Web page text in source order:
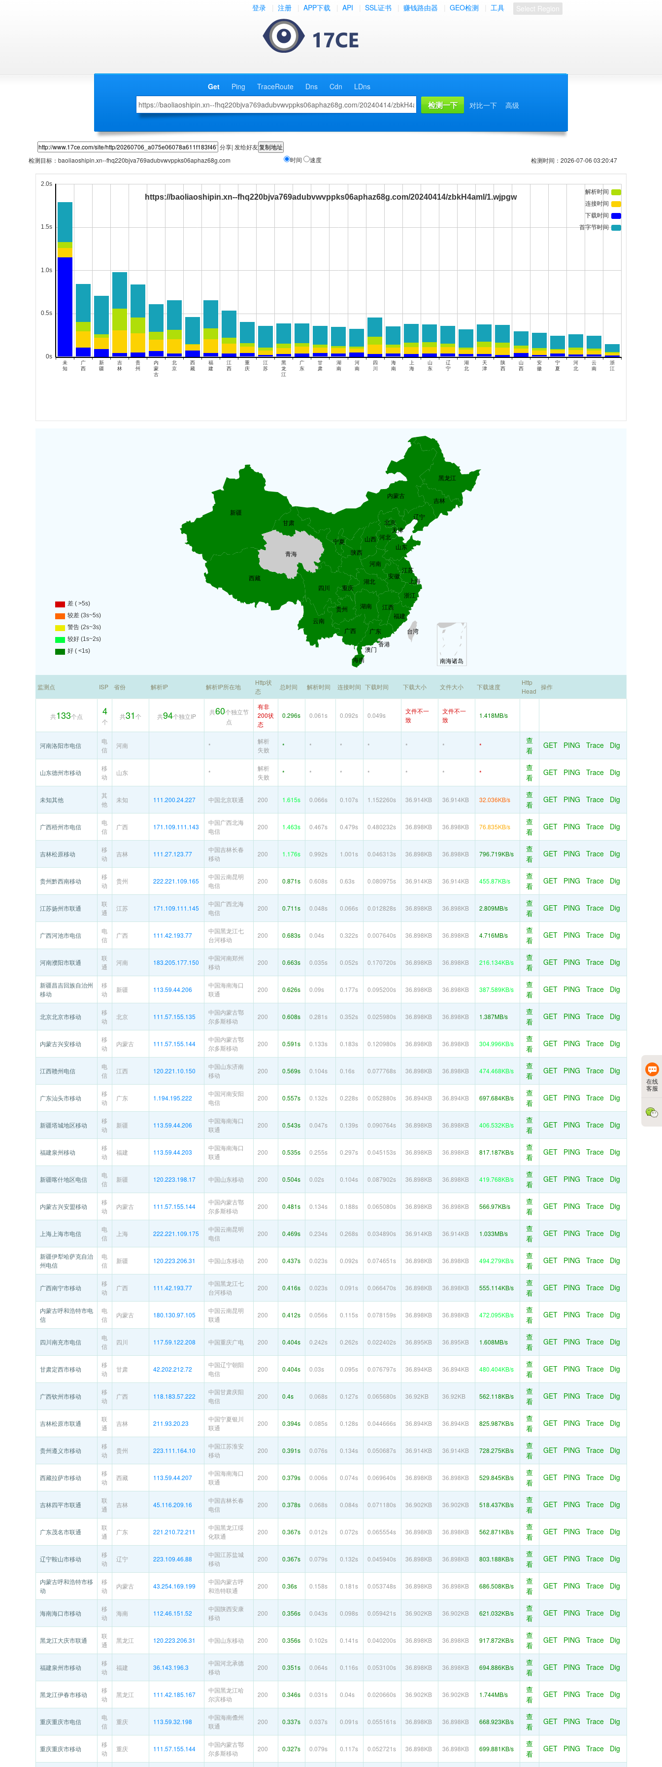
登录 注册 APP下载 API SSL证书 赚钱路由器 GEO检测 工具 Select Region
Get Ping TraceRoute Dns Cdn
LDns
对比一下
高级
分享| 发给好友
检测目标： baoliaoshipin.xn--fhq220bjva769adubvwvppks06aphaz68g.com 时间 速度 检测时间：2026-07-06 03:20:47
监测点 ISP 省份 解析IP 解析IP所在地
Http状
态
总时间 解析时间 连接时间 下载时间 下载大小 文件大小 下载速度
Http
Head
操作
共133个点 4
个
共31个 共94个独立IP
共60个独立节
点
有非
200状
态
0.296s 0.061s 0.092s 0.049s
文件不一
致
文件不一
致
1.418MB/s
河南洛阳市电信
电
信
河南 *
解析
失败
* * * * * * *
查
看
GET PING Trace Dig
山东德州市移动
移
动
山东 *
解析
失败
* * * * * * *
查
看
GET PING Trace Dig
未知其他
其
他
未知 111.200.24.227 中国北京联通 200 1.615s 0.066s 0.107s 1.152260s 36.914KB 36.914KB 32.036KB/s
查
看
GET PING Trace Dig
广西梧州市电信
电
信
广西 171.109.111.143
中国广西北海
电信
200 1.463s 0.467s 0.479s 0.480232s 36.898KB 36.898KB 76.835KB/s
查
看
GET PING Trace Dig
吉林松原移动
移
动
吉林 111.27.123.77
中国吉林长春
移动
200 1.176s 0.992s 1.001s 0.046313s 36.898KB 36.898KB 796.719KB/s
查
看
GET PING Trace Dig
贵州黔西南移动
移
动
贵州 222.221.109.165
中国云南昆明
电信
200 0.871s 0.608s 0.63s 0.080975s 36.914KB 36.914KB 455.87KB/s
查
看
GET PING Trace Dig
江苏扬州市联通
联
通
江苏 171.109.111.145
中国广西北海
电信
200 0.711s 0.048s 0.066s 0.012828s 36.898KB 36.898KB 2.809MB/s
查
看
GET PING Trace Dig
广西河池市电信
电
信
广西 111.42.193.77
中国黑龙江七
台河移动
200 0.683s 0.04s 0.322s 0.007640s 36.898KB 36.898KB 4.716MB/s
查
看
GET PING Trace Dig
河南濮阳市联通
联
通
河南 183.205.177.150
中国河南郑州
移动
200 0.663s 0.035s 0.052s 0.170720s 36.898KB 36.898KB 216.134KB/s
查
看
GET PING Trace Dig
新疆昌吉回族自治州
移动
移
动
新疆 113.59.44.206
中国海南海口
联通
200 0.626s 0.09s 0.177s 0.095200s 36.898KB 36.898KB 387.589KB/s
查
看
GET PING Trace Dig
北京北京市移动
移
动
北京 111.57.155.135
中国内蒙古鄂
尔多斯移动
200 0.608s 0.281s 0.352s 0.025980s 36.898KB 36.898KB 1.387MB/s
查
看
GET PING Trace Dig
内蒙古兴安移动
移
动
内蒙古 111.57.155.144
中国内蒙古鄂
尔多斯移动
200 0.591s 0.133s 0.183s 0.120980s 36.898KB 36.898KB 304.996KB/s
查
看
GET PING Trace Dig
江西赣州电信
电
信
江西 120.221.10.150
中国山东济南
移动
200 0.569s 0.104s 0.16s 0.077768s 36.898KB 36.898KB 474.468KB/s
查
看
GET PING Trace Dig
广东汕头市移动
移
动
广东 1.194.195.222
中国河南安阳
电信
200 0.557s 0.132s 0.228s 0.052880s 36.894KB 36.894KB 697.684KB/s
查
看
GET PING Trace Dig
新疆塔城地区移动
移
动
新疆 113.59.44.206
中国海南海口
联通
200 0.543s 0.047s 0.139s 0.090764s 36.898KB 36.898KB 406.532KB/s
查
看
GET PING Trace Dig
福建泉州移动
移
动
福建 113.59.44.203
中国海南海口
联通
200 0.535s 0.255s 0.297s 0.045153s 36.898KB 36.898KB 817.187KB/s
查
看
GET PING Trace Dig
新疆喀什地区电信
电
信
新疆 120.223.198.17 中国山东移动 200 0.504s 0.02s 0.104s 0.087902s 36.898KB 36.898KB 419.768KB/s
查
看
GET PING Trace Dig
内蒙古兴安盟移动
移
动
内蒙古 111.57.155.144
中国内蒙古鄂
尔多斯移动
200 0.481s 0.134s 0.188s 0.065080s 36.898KB 36.898KB 566.97KB/s
查
看
GET PING Trace Dig
上海上海市电信
电
信
上海 222.221.109.175
中国云南昆明
电信
200 0.469s 0.234s 0.268s 0.034890s 36.914KB 36.914KB 1.033MB/s
查
看
GET PING Trace Dig
新疆伊犁哈萨克自治
州电信
电
信
新疆 120.223.206.31 中国山东移动 200 0.437s 0.023s 0.092s 0.074651s 36.898KB 36.898KB 494.279KB/s
查
看
GET PING Trace Dig
广西南宁市移动
移
动
广西 111.42.193.77
中国黑龙江七
台河移动
200 0.416s 0.023s 0.091s 0.066470s 36.898KB 36.898KB 555.114KB/s
查
看
GET PING Trace Dig
内蒙古呼和浩特市电
信
电
信
内蒙古 180.130.97.105
中国云南昆明
联通
200 0.412s 0.056s 0.115s 0.078159s 36.898KB 36.898KB 472.095KB/s
查
看
GET PING Trace Dig
四川南充市电信
电
信
四川 117.59.122.208 中国重庆广电 200 0.404s 0.242s 0.262s 0.022402s 36.895KB 36.895KB 1.608MB/s
查
看
GET PING Trace Dig
甘肃定西市移动
移
动
甘肃 42.202.212.72
中国辽宁朝阳
电信
200 0.404s 0.03s 0.095s 0.076797s 36.894KB 36.894KB 480.404KB/s
查
看
GET PING Trace Dig
广西钦州市移动
移
动
广西 118.183.57.222
中国甘肃庆阳
电信
200 0.4s 0.068s 0.127s 0.065680s 36.92KB 36.92KB 562.118KB/s
查
看
GET PING Trace Dig
吉林松原市联通
联
通
吉林 211.93.20.23
中国宁夏银川
联通
200 0.394s 0.085s 0.128s 0.044666s 36.894KB 36.894KB 825.987KB/s
查
看
GET PING Trace Dig
贵州遵义市移动
移
动
贵州 223.111.164.10
中国江苏淮安
移动
200 0.391s 0.076s 0.134s 0.050687s 36.914KB 36.914KB 728.275KB/s
查
看
GET PING Trace Dig
西藏拉萨市移动
移
动
西藏 113.59.44.207
中国海南海口
联通
200 0.379s 0.006s 0.074s 0.069640s 36.898KB 36.898KB 529.845KB/s
查
看
GET PING Trace Dig
吉林四平市联通
联
通
吉林 45.116.209.16
中国吉林长春
电信
200 0.378s 0.068s 0.084s 0.071180s 36.902KB 36.902KB 518.437KB/s
查
看
GET PING Trace Dig
广东茂名市联通
联
通
广东 221.210.72.211
中国黑龙江绥
化联通
200 0.367s 0.012s 0.072s 0.065554s 36.898KB 36.898KB 562.871KB/s
查
看
GET PING Trace Dig
辽宁鞍山市移动
移
动
辽宁 223.109.46.88
中国江苏盐城
移动
200 0.367s 0.079s 0.132s 0.045940s 36.898KB 36.898KB 803.188KB/s
查
看
GET PING Trace Dig
内蒙古呼和浩特市移
动
移
动
内蒙古 43.254.169.199
中国内蒙古呼
和浩特联通
200 0.36s 0.158s 0.181s 0.053748s 36.898KB 36.898KB 686.508KB/s
查
看
GET PING Trace Dig
海南海口市移动
移
动
海南 112.46.151.52
中国陕西安康
移动
200 0.356s 0.043s 0.098s 0.059421s 36.902KB 36.902KB 621.032KB/s
查
看
GET PING Trace Dig
黑龙江大庆市联通
联
通
黑龙江 120.223.206.31 中国山东移动 200 0.356s 0.102s 0.141s 0.040200s 36.898KB 36.898KB 917.872KB/s
查
看
GET PING Trace Dig
福建泉州市移动
移
动
福建 36.143.196.3
中国河北承德
移动
200 0.351s 0.064s 0.116s 0.053100s 36.898KB 36.898KB 694.886KB/s
查
看
GET PING Trace Dig
黑龙江伊春市移动
移
动
黑龙江 111.42.185.167
中国黑龙江哈
尔滨移动
200 0.346s 0.031s 0.04s 0.020660s 36.902KB 36.902KB 1.744MB/s
查
看
GET PING Trace Dig
重庆重庆市电信
电
信
重庆 113.59.32.198
中国海南儋州
联通
200 0.337s 0.037s 0.091s 0.055161s 36.898KB 36.898KB 668.923KB/s
查
看
GET PING Trace Dig
重庆重庆市移动
移
动
重庆 111.57.155.144
中国内蒙古鄂
尔多斯移动
200 0.327s 0.079s 0.117s 0.052721s 36.898KB 36.898KB 699.881KB/s
查
看
GET PING Trace Dig
在线
客服